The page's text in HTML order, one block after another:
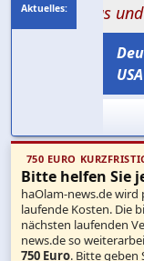
und schießt
USA
750 EURO
Bitte helfen Sie
haOlam-news.de
laufende Kosten. Die
nächsten laufenden
news.de so
750 Euro. Bitte geben